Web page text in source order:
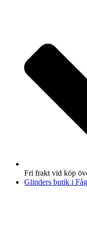
Fri frakt vid köp
Glinders butik i